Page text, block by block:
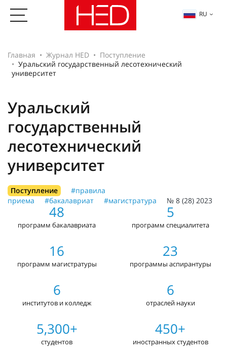
RU
Главная Журнал HED
Поступление
Уральский государственный лесотехнический
университет
Уральский
государственный
лесотехнический
университет
Поступление
#правила
приема
#бакалавриат #магистратура № 8 (28) 2023
48
программ бакалавриата
5
программ специалитета
16
программ магистратуры
23
программы аспирантуры
6
институтов и колледж
6
отраслей науки
5,300+
студентов
450+
иностранных студентов